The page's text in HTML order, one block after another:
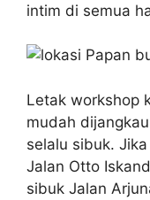
intim di semua
Letak workshop
mudah
selalu sibuk.
Jalan Otto
sibuk Jalan